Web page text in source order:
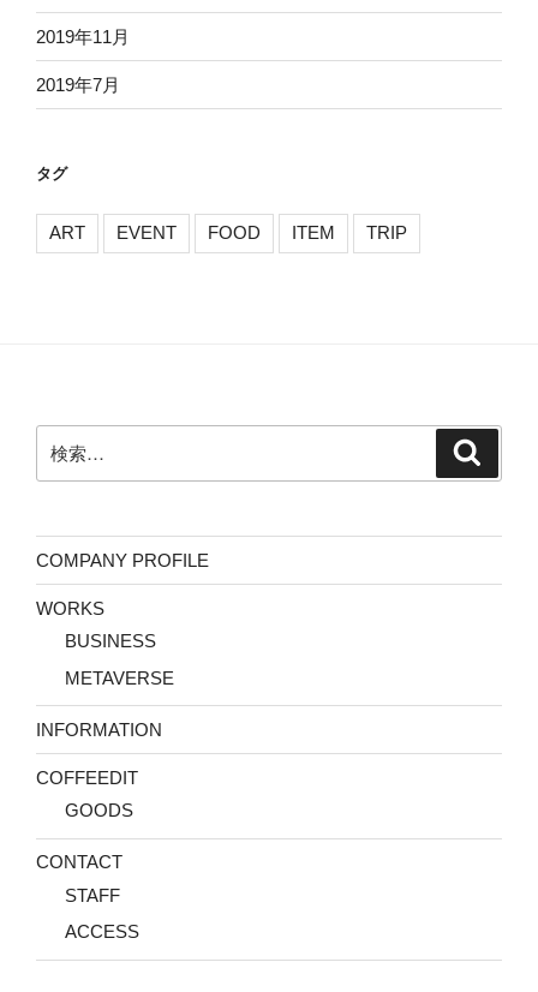
2019年11月
2019年7月
タグ
ART EVENT FOOD ITEM TRIP
索:
COMPANY PROFILE
WORKS
BUSINESS
METAVERSE
INFORMATION
COFFEEDIT
GOODS
CONTACT
STAFF
ACCESS